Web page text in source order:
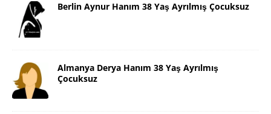
Berlin Aynur Hanım 38 Yaş Ayrılmış Çocuksuz
Almanya Derya Hanım 38 Yaş Ayrılmış
Çocuksuz